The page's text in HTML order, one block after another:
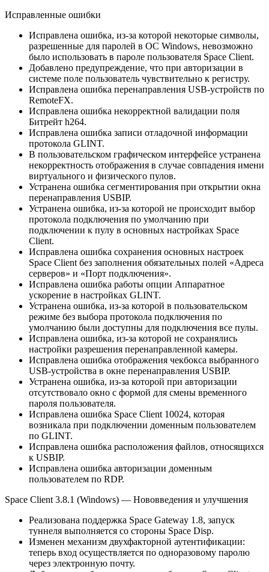
Исправленные ошибки
Исправлена ошибка, из-за которой некоторые символы,
разрешенные для паролей в ОС Windows, невозможно
было использовать в пароле пользователя Space Client.
Добавлено предупреждение, что при авторизации в
системе поле пользователь чувствительно к регистру.
Исправлена ошибка перенаправления USB-устройств по
RemoteFX.
Исправлена ошибка некорректной валидации поля
Битрейт h264.
Исправлена ошибка записи отладочной информации
протокола GLINT.
В пользовательском графическом интерфейсе устранена
некорректность отображения в случае совпадения имени
виртуального и физического пулов.
Устранена ошибка сегментирования при открытии окна
перенаправления USBIP.
Устранена ошибка, из-за которой не происходит выбор
протокола подключения по умолчанию при
подключении к пулу в основных настройках Space
Client.
Исправлена ошибка сохранения основных настроек
Space Client без заполнения обязательных полей «Адреса
серверов» и «Порт подключения».
Исправлена ошибка работы опции Аппаратное
ускорение в настройках GLINT.
Устранена ошибка, из-за которой в пользовательском
режиме без выбора протокола подключения по
умолчанию были доступны для подключения все пулы.
Исправлена ошибка, из-за которой не сохранялись
настройки разрешения перенаправленной камеры.
Исправлена ошибка отображения чекбокса выбранного
USB-устройства в окне перенаправления USBIP.
Устранена ошибка, из-за которой при авторизации
отсутствовало окно с формой для смены временного
пароля пользователя.
Исправлена ошибка Space Client 10024, которая
возникала при подключении доменным пользователем
по GLINT.
Исправлена ошибка расположения файлов, относящихся
к USBIP.
Исправлена ошибка авторизации доменным
пользователем по RDP.
Space Client 3.8.1 (Windows) — Нововведения и улучшения
Реализована поддержка Space Gateway 1.8, запуск
туннеля выполняется со стороны Space Disp.
Изменен механизм двухфакторной аутентификации:
теперь вход осуществляется по одноразовому паролю
через электронную почту.